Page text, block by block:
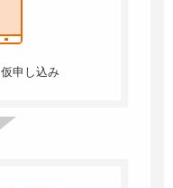
仮申し込み